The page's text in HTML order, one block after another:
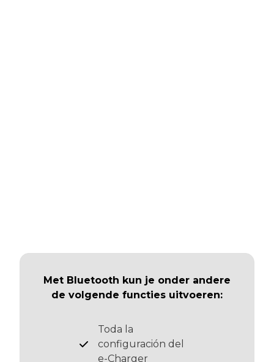
Met Bluetooth kun je onder andere
de volgende functies uitvoeren:
Toda la
configuración del
e-Charger